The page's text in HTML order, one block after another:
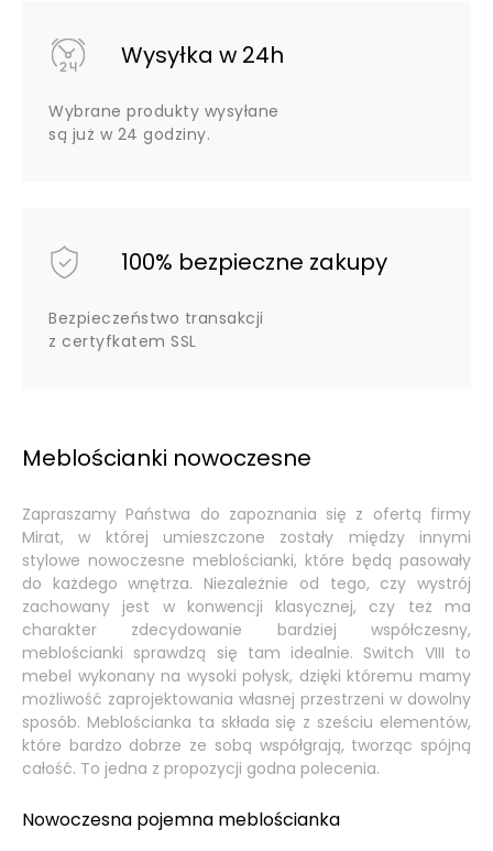
Wysyłka w 24h
Wybrane produkty wysyłane
są już w 24 godziny.
100% bezpieczne zakupy
Bezpieczeństwo transakcji
z certyfkatem SSL
Meblościanki nowoczesne
Zapraszamy Państwa do zapoznania się z ofertą firmy
Mirat, w której umieszczone zostały między innymi
stylowe nowoczesne meblościanki, które będą pasowały
do każdego wnętrza. Niezależnie od tego, czy wystrój
zachowany jest w konwencji klasycznej, czy też ma
charakter zdecydowanie bardziej współczesny,
meblościanki sprawdzą się tam idealnie. Switch VIII to
mebel wykonany na wysoki połysk, dzięki któremu mamy
możliwość zaprojektowania własnej przestrzeni w dowolny
sposób. Meblościanka ta składa się z sześciu elementów,
które bardzo dobrze ze sobą współgrają, tworząc spójną
całość. To jedna z propozycji godna polecenia.
Nowoczesna pojemna meblościanka